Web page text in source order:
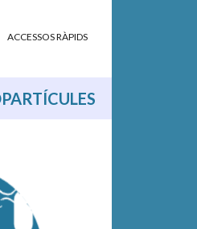
ACCESSOS RÀPIDS